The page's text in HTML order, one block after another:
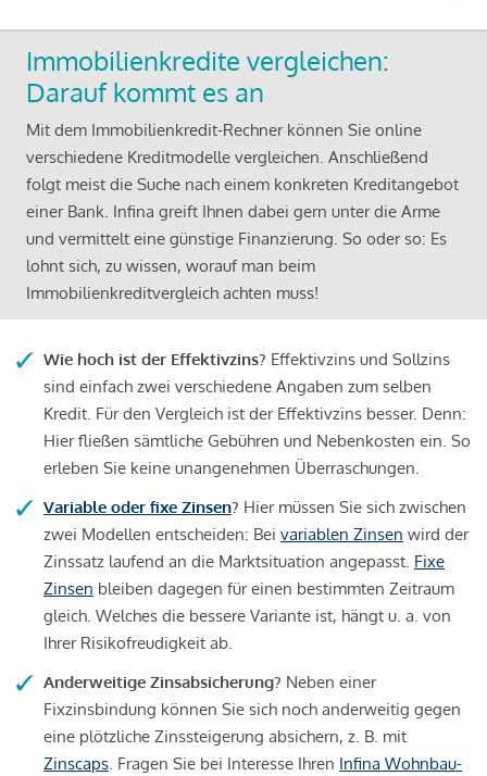
Immobilienkredite vergleichen:
Darauf kommt es an
Mit dem Immobilienkredit-Rechner können Sie online
verschiedene Kreditmodelle vergleichen. Anschließend
folgt meist die Suche nach einem konkreten Kreditangebot
einer Bank. Infina greift Ihnen dabei gern unter die Arme
und vermittelt eine günstige Finanzierung. So oder so: Es
lohnt sich, zu wissen, worauf man beim
Immobilienkreditvergleich achten muss!
Wie hoch ist der Effektivzins? Effektivzins und Sollzins
sind einfach zwei verschiedene Angaben zum selben
Kredit. Für den Vergleich ist der Effektivzins besser. Denn:
Hier fließen sämtliche Gebühren und Nebenkosten ein. So
erleben Sie keine unangenehmen Überraschungen.
Variable oder fixe Zinsen? Hier müssen Sie sich zwischen
zwei Modellen entscheiden: Bei variablen Zinsen wird der
Zinssatz laufend an die Marktsituation angepasst. Fixe
Zinsen bleiben dagegen für einen bestimmten Zeitraum
gleich. Welches die bessere Variante ist, hängt u. a. von
Ihrer Risikofreudigkeit ab.
Anderweitige Zinsabsicherung? Neben einer
Fixzinsbindung können Sie sich noch anderweitig gegen
eine plötzliche Zinssteigerung absichern, z. B. mit
Zinscaps. Fragen Sie bei Interesse Ihren Infina Wohnbau-